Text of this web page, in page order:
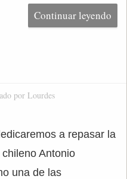
Continuar leyendo
por Lourdes
a repasar la
Antonio
una de las